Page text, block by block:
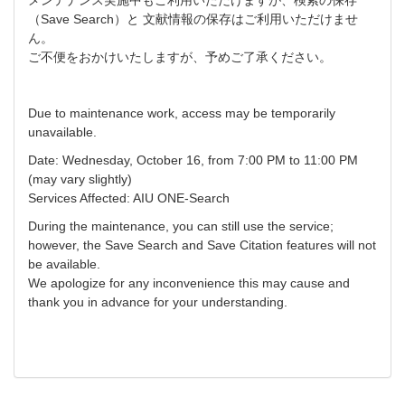
（Save Search）と 文献情報の保存はご利用いただけませ
ん。
ご不便をおかけいたしますが、予めご了承ください。
Due to maintenance work, access may be temporarily
unavailable.
Date: Wednesday, October 16, from 7:00 PM to 11:00 PM
(may vary slightly)
Services Affected: AIU ONE-Search
During the maintenance, you can still use the service;
however, the Save Search and Save Citation features will not
be available.
We apologize for any inconvenience this may cause and
thank you in advance for your understanding.